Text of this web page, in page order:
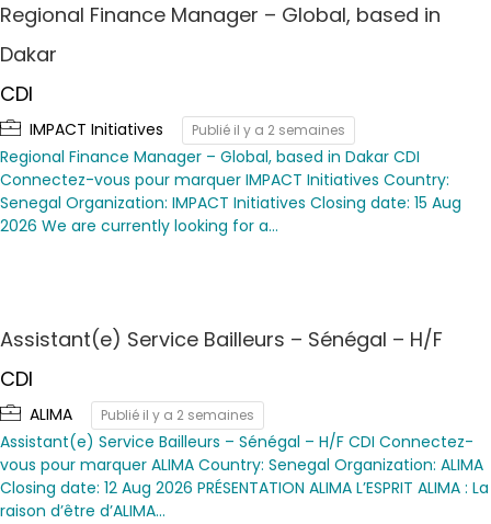
Regional Finance Manager – Global, based in
Dakar
CDI
IMPACT Initiatives Publié il y a 2 semaines
Regional Finance Manager – Global, based in Dakar CDI
Connectez-vous pour marquer IMPACT Initiatives Country:
Senegal Organization: IMPACT Initiatives Closing date: 15 Aug
2026 We are currently looking for a…
Assistant(e) Service Bailleurs – Sénégal – H/F
CDI
ALIMA Publié il y a 2 semaines
Assistant(e) Service Bailleurs – Sénégal – H/F CDI Connectez-
vous pour marquer ALIMA Country: Senegal Organization: ALIMA
Closing date: 12 Aug 2026 PRÉSENTATION ALIMA L’ESPRIT ALIMA : La
raison d’être d’ALIMA…